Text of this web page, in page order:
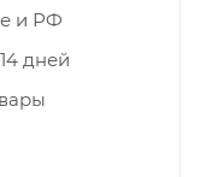
и РФ
дней